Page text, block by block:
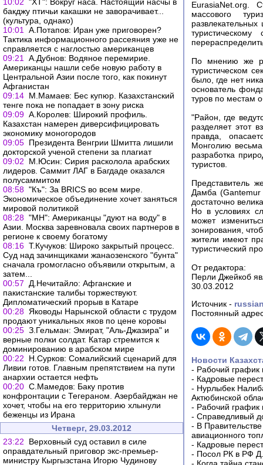
бакджу птичьи какашки не заворачивает...
(культура, однако)
10:01
А.Потапов: Иран уже приговорен?
Тактика информационного рассеяния уже не
справляется с наглостью американцев
09:21
А.Дубнов: Водяное перемирие.
Американцы нашли себе новую работу в
Центральной Азии после того, как покинут
Афганистан
09:14 М.Мамаев: Бес купюр. Казахстанский
тенге пока не попадает в зону риска
09:09 А.Королев: Широкий профиль.
Казахстан намерен диверсифицировать
экономику моногородов
09:05 Президента Венгрии Шмитта лишили
докторской ученой степени за плагиат
09:02
М.Юсин: Сирия расколола арабских
лидеров. Саммит ЛАГ в Багдаде оказался
полусаммитом
08:58 "Къ": За BRICS во всем мире.
Экономическое объединение хочет заняться
мировой политикой
08:28 "МН": Американцы "дуют на воду" в
Азии. Москва заревновала своих партнеров в
регионе к своему богатому
08:16 Т.Кучуков: Широко закрытый процесс.
Суд над зачинщиками жанаозенского "бунта"
сначала громогласно объявили открытым, а
затем...
00:57
Д.Нечитайло: Афганские и
пакистанские талибы торжествуют.
Дипломатический прорыв в Катаре
00:28 Яководы Нарынской области с трудом
продают уникальных яков по цене коровы
00:25 З.Гельман: Эмират, "Аль-Джазира" и
верные полки солдат. Катар стремится к
доминированию в арабском мире
00:22
Н.Сурков: Сомалийский сценарий для
Ливии готов. Главным препятствием на пути
анархии остается нефть
00:20 С.Мамедов: Баку против
конфронтации с Тегераном. Азербайджан не
хочет, чтобы на его территорию хлынули
беженцы из Ирана
Четверг, 29.03.2012
23:22
Верховный суд оставил в силе
оправдательный приговор экс-премьер-
министру Кыргызстана Игорю Чудинову
EurasiaNet.org.
массового
По мнению же
туристическом
было, где нет
основатель
туров по местам
"Район, где
разделяет этот
правда,
Монголию
разработка
туристов.
Представитель
Дамба (Gantemur
достаточно
Но в условиях
может
зонирования,
жители имеют
туристический
От редактора:
Перли Джейкоб
30.03.2012
Источник -
Постоянный
Новости
- Рабочий график
- Кадровые
- Нурлыбек
Актюбинской
- Рабочий график
- Справедливый
- В
авиационного
- Кадровые
- Посол РК в РФ